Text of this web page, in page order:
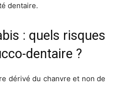
dentaire.
: quels risques
dentaire ?
dérivé du chanvre et non de